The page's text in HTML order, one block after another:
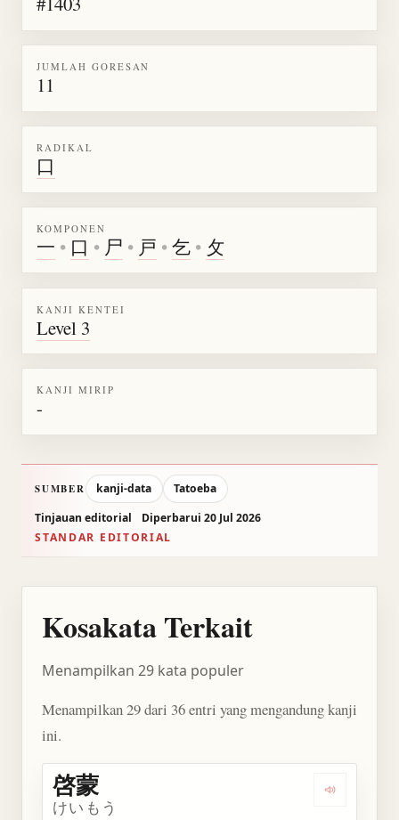
JUMLAH GORESAN
11
RADIKAL
口
KOMPONEN
一 • 口 • 尸 • 戸 •乞 • 攵
KANJI KENTEI
Level 3
KANJI MIRIP
-
SUMBER kanji-data
Tatoeba
Tinjauan editorial
Diperbarui 20 Jul 2026
STANDAR EDITORIAL
Kosakata Terkait
Menampilkan 29 kata populer
Menampilkan 29 dari 36 entri yang mengandung kanji
ini.
Dengarkan
啓蒙
けいもう